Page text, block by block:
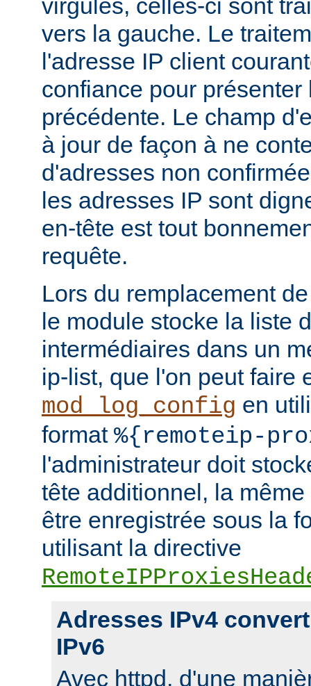
virgules, celles-ci sont
vers la gauche. Le
l'adresse IP client
confiance pour présenter
précédente. Le champ
à jour de façon à ne
d'adresses non
les adresses IP sont
en-tête est tout
requête.
Lors du remplacement
le module stocke la liste
intermédiaires dans un
ip-list, que l'on peut faire
mod_log_config en
format %{remoteip-
l'administrateur doit
tête additionnel, la
être enregistrée sous la
utilisant la directive
Adresses IPv4
IPv6
Avec httpd, d'une